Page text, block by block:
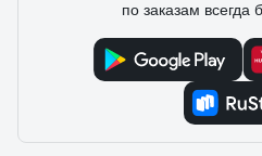
по заказам всегда